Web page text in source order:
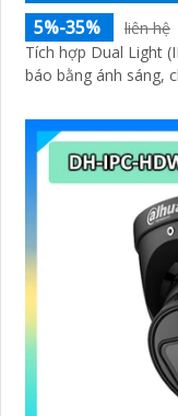
5%-35%
liên hệ
Tích hợp Dual Light
báo bằng ánh sáng,